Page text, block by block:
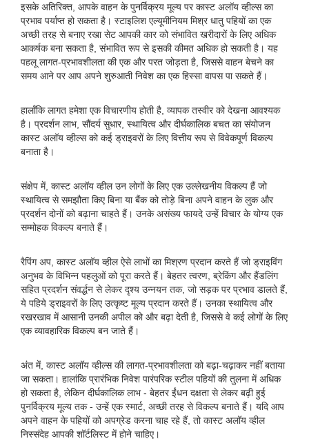
इसके अतिरिक्त, आपके वाहन के पुनर्विक्रय मूल्य पर कास्ट अलॉय व्हील्स का
प्रभाव पर्याप्त हो सकता है। स्टाइलिश एल्यूमीनियम मिश्र धातु पहियों का एक
अच्छी तरह से बनाए रखा सेट आपकी कार को संभावित खरीदारों के लिए अधिक
आकर्षक बना सकता है, संभावित रूप से इसकी कीमत अधिक हो सकती है। यह
पहलू लागत-प्रभावशीलता की एक और परत जोड़ता है, जिससे वाहन बेचने का
समय आने पर आप अपने शुरुआती निवेश का एक हिस्सा वापस पा सकते हैं।
हालाँकि लागत हमेशा एक विचारणीय होती है, व्यापक तस्वीर को देखना आवश्यक
है। प्रदर्शन लाभ, सौंदर्य सुधार, स्थायित्व और दीर्घकालिक बचत का संयोजन
कास्ट अलॉय व्हील्स को कई ड्राइवरों के लिए वित्तीय रूप से विवेकपूर्ण विकल्प
बनाता है।
संक्षेप में, कास्ट अलॉय व्हील उन लोगों के लिए एक उल्लेखनीय विकल्प हैं जो
स्थायित्व से समझौता किए बिना या बैंक को तोड़े बिना अपने वाहन के लुक और
प्रदर्शन दोनों को बढ़ाना चाहते हैं। उनके असंख्य फायदे उन्हें विचार के योग्य एक
सम्मोहक विकल्प बनाते हैं।
रैपिंग अप, कास्ट अलॉय व्हील ऐसे लाभों का मिश्रण प्रदान करते हैं जो ड्राइविंग
अनुभव के विभिन्न पहलुओं को पूरा करते हैं। बेहतर त्वरण, ब्रेकिंग और हैंडलिंग
सहित प्रदर्शन संवर्द्धन से लेकर दृश्य उन्नयन तक, जो सड़क पर प्रभाव डालते हैं,
ये पहिये ड्राइवरों के लिए उत्कृष्ट मूल्य प्रदान करते हैं। उनका स्थायित्व और
रखरखाव में आसानी उनकी अपील को और बढ़ा देती है, जिससे वे कई लोगों के लिए
एक व्यावहारिक विकल्प बन जाते हैं।
अंत में, कास्ट अलॉय व्हील्स की लागत-प्रभावशीलता को बढ़ा-चढ़ाकर नहीं बताया
जा सकता। हालांकि प्रारंभिक निवेश पारंपरिक स्टील पहियों की तुलना में अधिक
हो सकता है, लेकिन दीर्घकालिक लाभ - बेहतर ईंधन दक्षता से लेकर बढ़ी हुई
पुनर्विक्रय मूल्य तक - उन्हें एक स्मार्ट, अच्छी तरह से विकल्प बनाते हैं। यदि आप
अपने वाहन के पहियों को अपग्रेड करना चाह रहे हैं, तो कास्ट अलॉय व्हील
निस्संदेह आपकी शॉर्टलिस्ट में होने चाहिए।